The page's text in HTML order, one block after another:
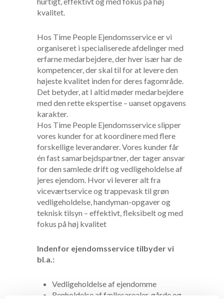
kvalitet.
Hos Time People Ejendomsservice er vi
organiseret i specialiserede afdelinger med
erfarne medarbejdere, der hver især har de
kompetencer, der skal til for at levere den
højeste kvalitet inden for deres fagområde.
Det betyder, at I altid møder medarbejdere
med den rette ekspertise – uanset opgavens
karakter.
Hos Time People Ejendomsservice slipper
vores kunder for at koordinere med flere
forskellige leverandører. Vores kunder får
én fast samarbejdspartner, der tager ansvar
for den samlede drift og vedligeholdelse af
jeres ejendom. Hvor vi leverer alt fra
viceværtservice og trappevask til grøn
vedligeholdelse, handyman-opgaver og
teknisk tilsyn – effektivt, fleksibelt og med
fokus på høj kvalitet
Indenfor ejendomsservice tilbyder vi
bl.a.:
Vedligeholdelse af ejendomme
Renholdelse af fællesarealer, gårde og